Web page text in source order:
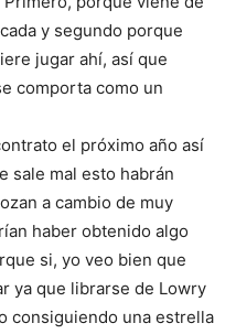
y segundo porque
jugar ahí, así que
comporta como un
el próximo año así
sale mal esto habrán
a cambio de muy
haber obtenido algo
si, yo veo bien que
ya que librarse de Lowry
consiguiendo una estrella